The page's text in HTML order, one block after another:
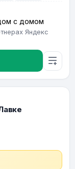
с домом
Яндекс